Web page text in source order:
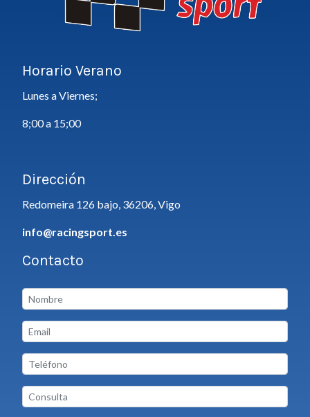
Horario Verano
Lunes a Viernes;
8;00 a 15;00
Dirección
Redomeira 126 bajo, 36206, Vigo
info@racingsport.es
Contacto